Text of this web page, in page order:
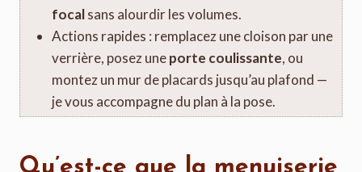
focalsans alourdir les volumes.
Actions rapides : remplacez une cloison par une
verrière, posez uneporte coulissante, ou
montez un mur de placards jusqu’au plafond —
je vous accompagne du plan à la pose.